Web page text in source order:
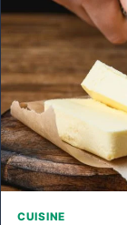
CUISINE